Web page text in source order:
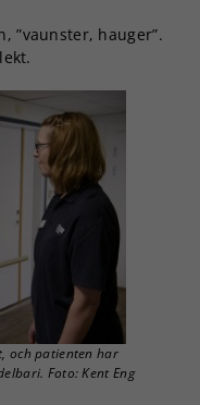
”vaunster, hauger”.
och patienten har
Foto: Kent Eng